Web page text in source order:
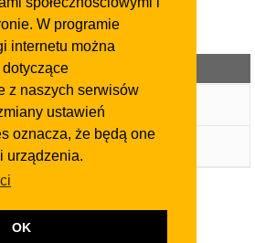
W programie
internetu można
z naszych serwisów
ustawień
oznacza, że będą one
urządzenia.
OK
ogłoszeń